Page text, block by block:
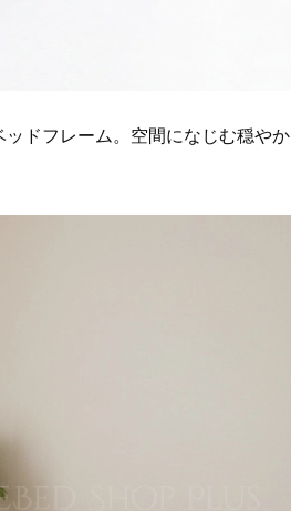
ドフレーム。空間になじむ穏やか